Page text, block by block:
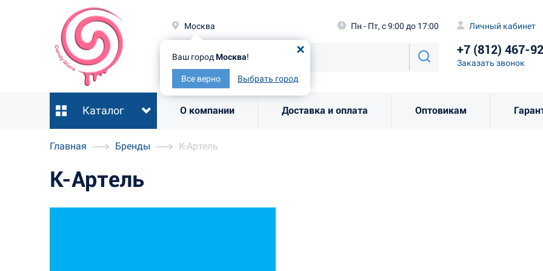
Москва
Ваш город Москва!
Все верно Выбрать город
Пн - Пт, с 9:00 до 17:00 Личный кабинет
+7 (812) 467-
Заказать звонок
Каталог О компании Доставка и оплата Оптовикам
Ваш городМосква
Все верно
Заказать
Главная Бренды К-Артель
К-Артель